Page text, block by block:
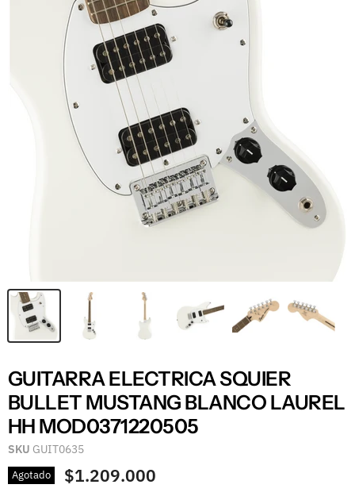
GUITARRA ELECTRICA SQUIER
BULLET MUSTANG BLANCO LAUREL
HH MOD0371220505
SKU GUIT0635
Agotado $1.209.000